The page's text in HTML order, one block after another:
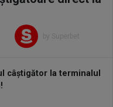
câștigător la terminalul